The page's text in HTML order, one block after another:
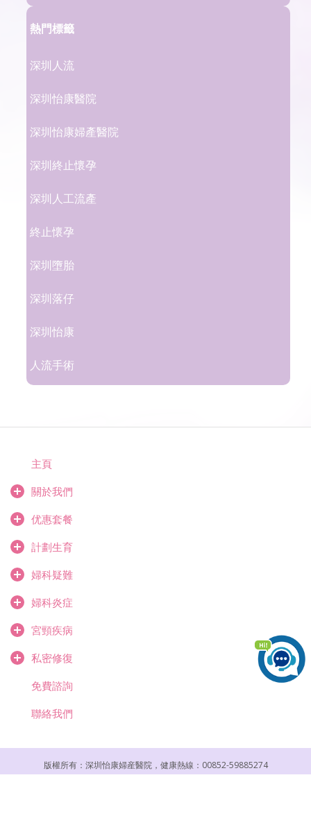
熱門標籤
深圳人流
深圳怡康醫院
深圳怡康婦產醫院
深圳終止懷孕
深圳人工流產
終止懷孕
深圳墮胎
深圳落仔
深圳怡康
人流手術
主頁
關於我們
优惠套餐
計劃生育
婦科疑難
婦科炎症
宮頸疾病
私密修復
免費諮詢
聯絡我們
版權所有：深圳怡康婦産醫院，健康熱線：00852-59885274